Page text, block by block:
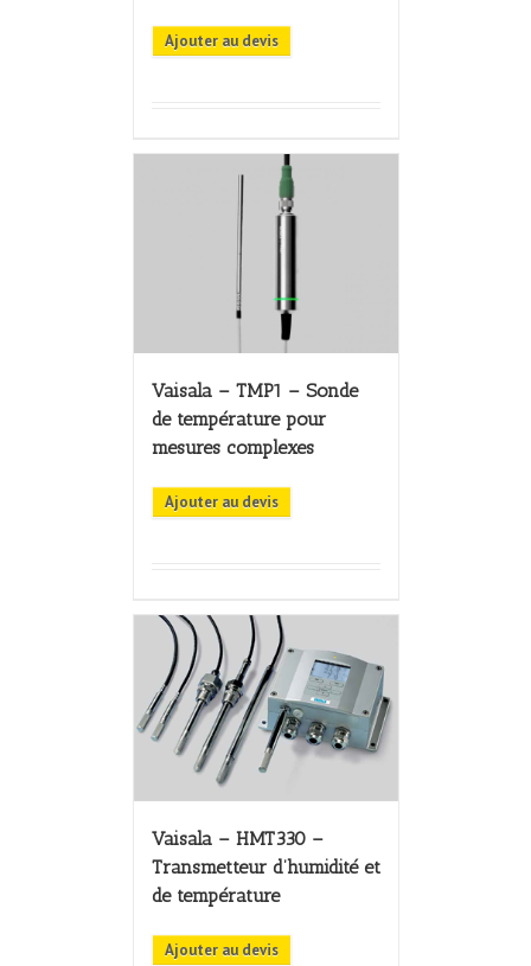
Ajouter au devis
Vaisala – TMP1 – Sonde
de température pour
mesures complexes
Ajouter au devis
Vaisala – HMT330 –
Transmetteur d’humidité et
de température
Ajouter au devis